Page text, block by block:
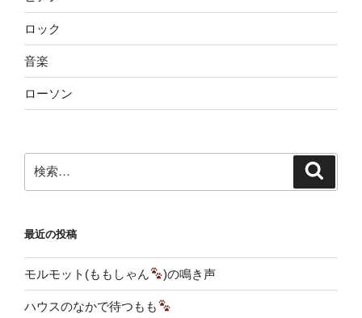
ロック
音楽
ローソン
索:
最近の投稿
モルモット(ももしゃん )の鳴き声
ハウスのなかで待つもも